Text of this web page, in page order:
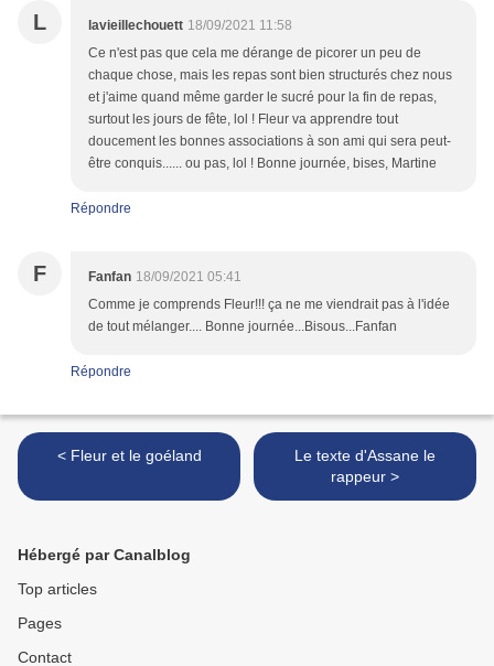
L lavieillechouett 18/09/2021 11:58
Ce n'est pas que cela me dérange de picorer un peu de
chaque chose, mais les repas sont bien structurés chez nous
et j'aime quand même garder le sucré pour la fin de repas,
surtout les jours de fête, lol ! Fleur va apprendre tout
doucement les bonnes associations à son ami qui sera peut-
être conquis...... ou pas, lol ! Bonne journée, bises, Martine
Répondre
F Fanfan 18/09/2021 05:41
Comme je comprends Fleur!!! ça ne me viendrait pas à l'idée
de tout mélanger.... Bonne journée...Bisous...Fanfan
Répondre
< Fleur et le goéland
Le texte d'Assane le
rappeur >
Hébergé par Canalblog
Top articles
Pages
Contact